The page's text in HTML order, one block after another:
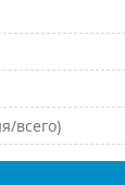
всего)